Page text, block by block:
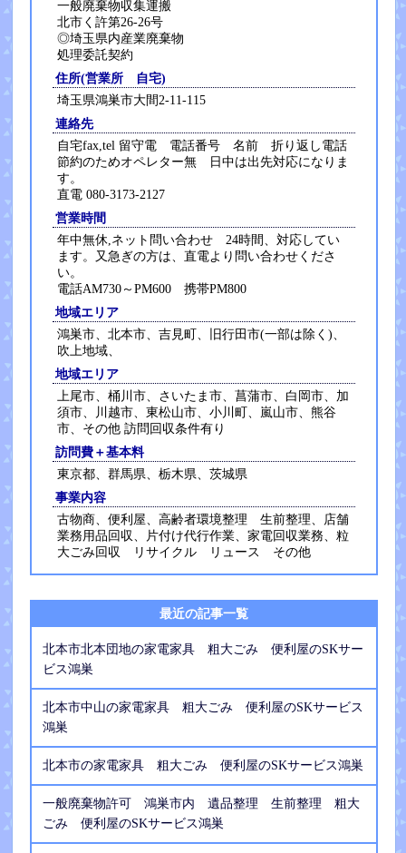
一般廃棄物収集運搬
北市く許第26-26号
◎埼玉県内産業廃棄物
処理委託契約
住所(営業所 自宅)
埼玉県鴻巣市大間2-11-115
連絡先
自宅fax,tel 留守電 電話番号 名前 折り返し電話
節約のためオペレター無 日中は出先対応になりま
す。
直電 080-3173-2127
営業時間
年中無休,ネット問い合わせ 24時間、対応してい
ます。又急ぎの方は、直電より問い合わせくださ
い。
電話AM730～PM600 携帯PM800
地域エリア
鴻巣市、北本市、吉見町、旧行田市(一部は除く)、
吹上地域、
地域エリア
上尾市、桶川市、さいたま市、菖蒲市、白岡市、加
須市、川越市、東松山市、小川町、嵐山市、熊谷
市、その他 訪問回収条件有り
訪問費＋基本料
東京都、群馬県、栃木県、茨城県
事業内容
古物商、便利屋、高齢者環境整理 生前整理、店舗
業務用品回収、片付け代行作業、家電回収業務、粒
大ごみ回収 リサイクル リュース その他
最近の記事一覧
北本市北本団地の家電家具 粗大ごみ 便利屋のSKサー
ビス鴻巣
北本市中山の家電家具 粗大ごみ 便利屋のSKサービス
鴻巣
北本市の家電家具 粗大ごみ 便利屋のSKサービス鴻巣
一般廃棄物許可 鴻巣市内 遺品整理 生前整理 粗大
ごみ 便利屋のSKサービス鴻巣